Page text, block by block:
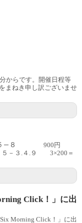
からです。開催日程等
まねき申し訳ございませ
－５－８ 900円
－３.４.９ 3×200＝
Click！」に出
Morning Click！」に出